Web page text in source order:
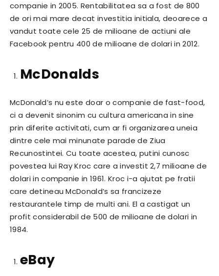
companie in 2005. Rentabilitatea sa a fost de 800
de ori mai mare decat investitia initiala, deoarece a
vandut toate cele 25 de milioane de actiuni ale
Facebook pentru 400 de milioane de dolari in 2012.
McDonalds
McDonald’s nu este doar o companie de fast-food,
ci a devenit sinonim cu cultura americana in sine
prin diferite activitati, cum ar fi organizarea uneia
dintre cele mai minunate parade de Ziua
Recunostintei. Cu toate acestea, putini cunosc
povestea lui Ray Kroc care a investit 2,7 milioane de
dolari in companie in 1961. Kroc i-a ajutat pe fratii
care detineau McDonald’s sa francizeze
restaurantele timp de multi ani. El a castigat un
profit considerabil de 500 de milioane de dolari in
1984.
eBay